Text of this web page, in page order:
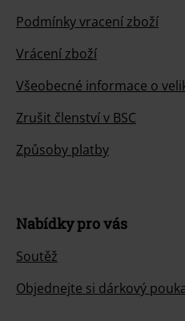
Podmínky vracení zboží
Vrácení zboží
Všeobecné informace o
Zrušit členství v BSC
Způsoby platby
Nabídky pro vás
Soutěž
Objednejte si dárkový